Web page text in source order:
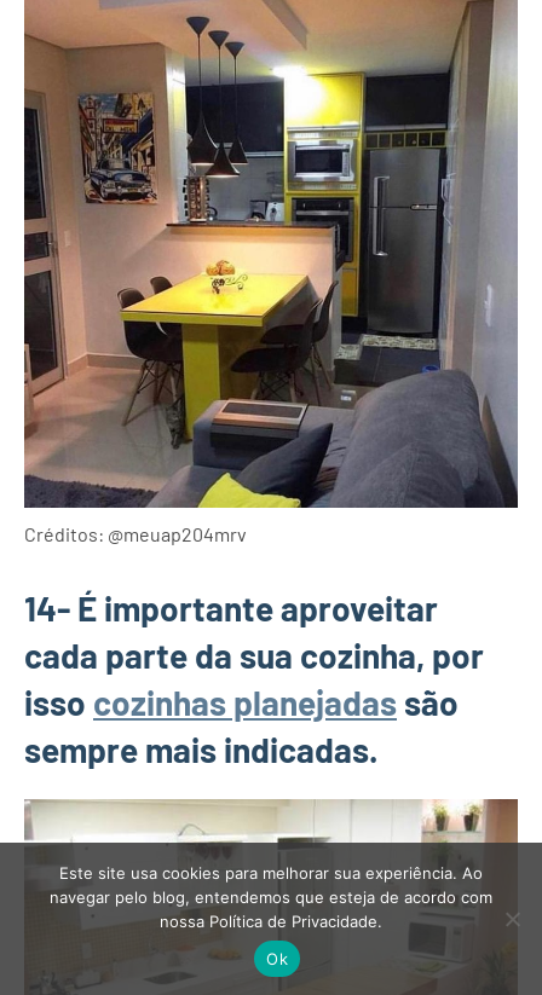
Créditos: @meuap204mrv
14- É importante aproveitar
cada parte da sua cozinha, por
isso cozinhas planejadas são
sempre mais indicadas.
Este site usa cookies para melhorar sua experiência. Ao
navegar pelo blog, entendemos que esteja de acordo com
nossa Política de Privacidade.
Ok